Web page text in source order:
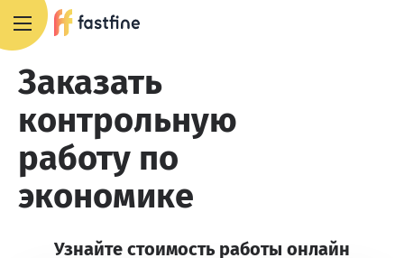
Заказать
контрольную
работу по
экономике
Узнайте стоимость работы онлайн